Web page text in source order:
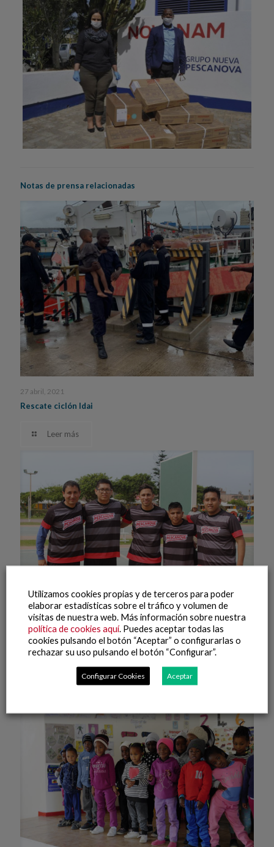
Notas de prensa relacionadas
27 abril, 2021
Rescate ciclón Idai
Leer más
27 abril, 2021
Equipo de fútbol de Perú
Leer más
Utilizamos cookies propias y de terceros para poder
elaborar estadísticas sobre el tráfico y volumen de
visitas de nuestra web. Más información sobre nuestra
política de cookies aquí. Puedes aceptar todas las
cookies pulsando el botón “Aceptar” o configurarlas o
rechazar su uso pulsando el botón “Configurar”.
Configurar Cookies Aceptar